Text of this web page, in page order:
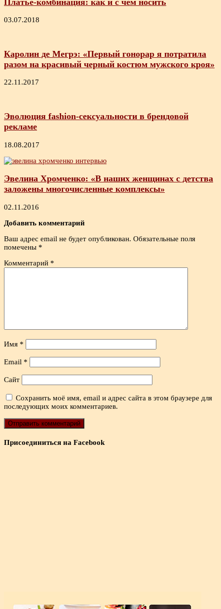
03.07.2018
Каролин де Мегрэ: «Первый гонорар я потратила
разом на красивый черный костюм мужского кроя»
22.11.2017
Эволюция fashion-сексуальности в брендовой
рекламе
18.08.2017
Эвелина Хромченко: «В наших женщинах с детства
заложены многочисленные комплексы»
02.11.2016
Добавить комментарий
Ваш адрес email не будет опубликован. Обязательные поля
помечены *
Комментарий *
Имя *
Email *
Сайт
Сохранить моё имя, email и адрес сайта в этом браузере для
последующих моих комментариев.
Присоединиться на Facebook